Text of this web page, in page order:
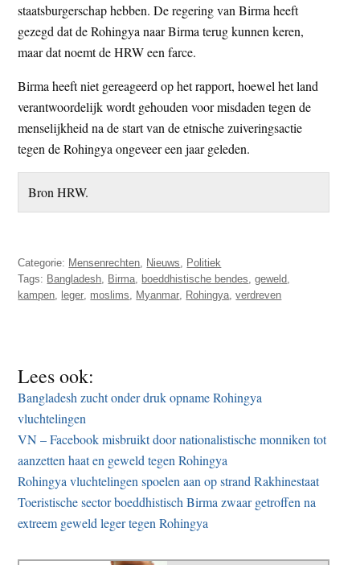
staatsburgerschap hebben. De regering van Birma heeft
gezegd dat de Rohingya naar Birma terug kunnen keren,
maar dat noemt de HRW een farce.
Birma heeft niet gereageerd op het rapport, hoewel het land
verantwoordelijk wordt gehouden voor misdaden tegen de
menselijkheid na de start van de etnische zuiveringsactie
tegen de Rohingya ongeveer een jaar geleden.
Bron HRW.
Categorie: Mensenrechten, Nieuws, Politiek
Tags: Bangladesh, Birma, boeddhistische bendes,geweld,
kampen, leger, moslims, Myanmar, Rohingya,verdreven
Lees ook:
Bangladesh zucht onder druk opname Rohingya
vluchtelingen
VN – Facebook misbruikt door nationalistische monniken tot
aanzetten haat en geweld tegen Rohingya
Rohingya vluchtelingen spoelen aan op strand Rakhinestaat
Toeristische sector boeddhistisch Birma zwaar getroffen na
extreem geweld leger tegen Rohingya